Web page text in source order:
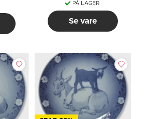
PÅ LAGER
Se vare